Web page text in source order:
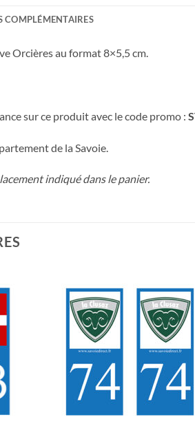
COMPLÉMENTAIRES
Orcières au format 8×5,5 cm.
sur ce produit avec le code promo :
de la Savoie.
indiqué dans le panier.